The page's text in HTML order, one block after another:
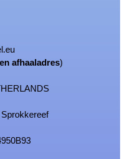
afhaaladres)